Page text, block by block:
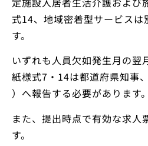
式14、地域密着型サービスは
す。
いずれも人員欠如発生月の翌
紙様式7・14は都道府県知事
）へ報告する必要があります。
また、提出時点で有効な求人
す。